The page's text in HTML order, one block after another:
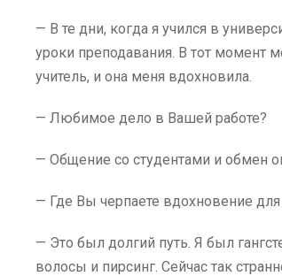
— В те дни, когда я учился в
уроки преподавания. В тот момент
учитель, и она меня вдохновила.
— Любимое дело в Вашей работе?
— Общение со студентами и обмен
— Где Вы черпаете вдохновение для
— Это был долгий путь. Я был
волосы и пирсинг. Сейчас так